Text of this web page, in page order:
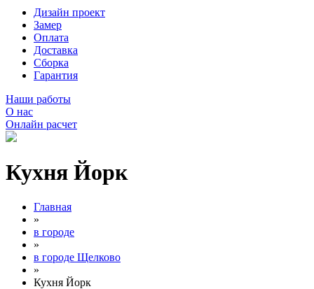
Дизайн проект
Замер
Оплата
Доставка
Сборка
Гарантия
Наши работы
О нас
Онлайн расчет
Кухня Йорк
Главная
»
в городе
»
в городе Щелково
»
Кухня Йорк